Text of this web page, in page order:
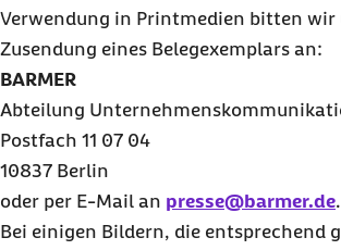
Verwendung in Printmedien bitten wir
Zusendung eines Belegexemplars an:
BARMER
Abteilung
Postfach 11 07 04
10837 Berlin
oder per E-Mail an presse@barmer.de.
Bei einigen Bildern, die entsprechend